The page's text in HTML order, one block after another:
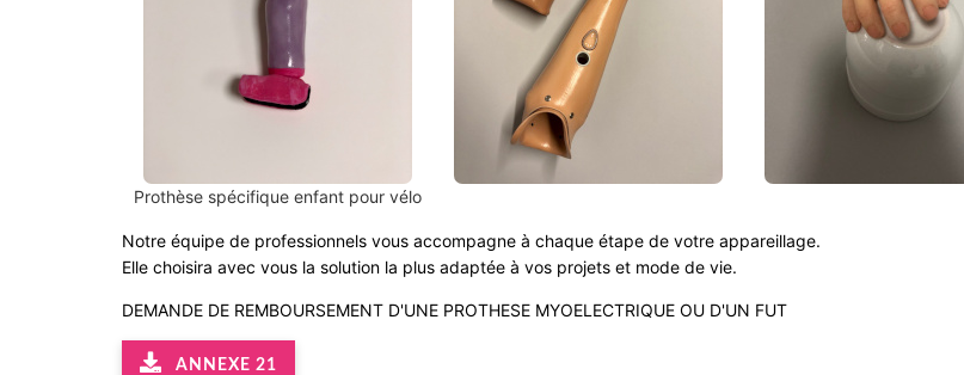
Prothèse spécifique enfant pour vélo
Notre équipe de professionnels vous accompagne à chaque étape de votre appareillage.
Elle choisira avec vous la solution la plus adaptée à vos projets et mode de vie.
DEMANDE DE REMBOURSEMENT D'UNE PROTHESE MYOELECTRIQUE OU D'UN FUT
ANNEXE 21